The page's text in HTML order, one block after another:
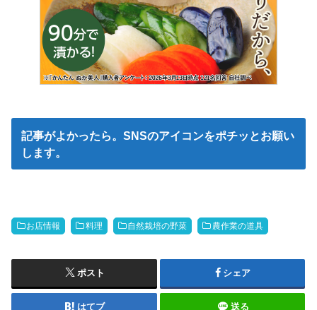
記事がよかったら。SNSのアイコンをポチッとお願い
します。
お店情報 料理 自然栽培の野菜 農作業の道具
ポスト シェア
はてブ 送る